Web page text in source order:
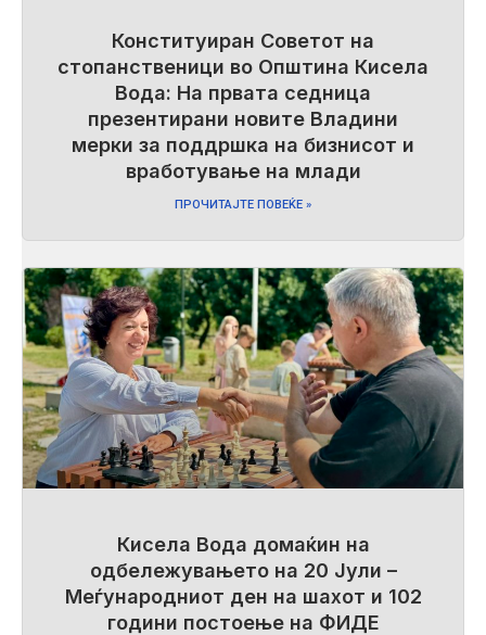
Конституиран Советот на
стопанственици во Општина Кисела
Вода: На првата седница
презентирани новите Владини
мерки за поддршка на бизнисот и
вработување на млади
ПРОЧИТАЈТЕ ПОВЕЌЕ »
Кисела Вода домаќин на
одбележувањето на 20 Јули –
Меѓународниот ден на шахот и 102
години постоење на ФИДЕ